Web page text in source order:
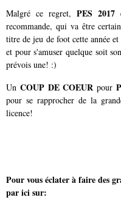
Malgré ce regret,PES 2017
recommande, qui va être
titre de jeu de foot cette année
et pour s'amuser quelque soit
prévois une! :)
Un COUP DE COEUR pour
pour se rapprocher de la
licence!
Pour vous éclater à faire des
par ici sur: